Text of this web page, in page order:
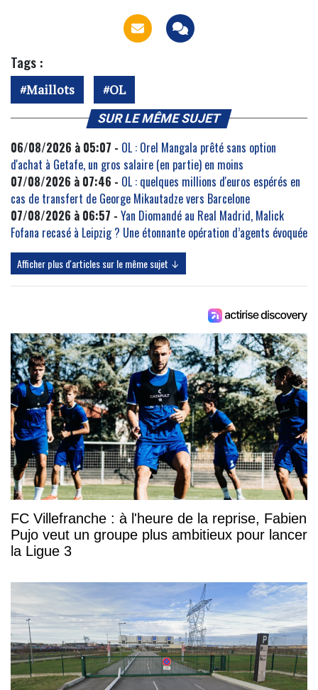
Tags :
Maillots OL
SUR LE MÊME SUJET
06/08/2026 à 05:07 - OL : Orel Mangala prêté sans option
d'achat à Getafe, un gros salaire (en partie) en moins
07/08/2026 à 07:46 - OL : quelques millions d'euros espérés en
cas de transfert de George Mikautadze vers Barcelone
07/08/2026 à 06:57 - Yan Diomandé au Real Madrid, Malick
Fofana recasé à Leipzig ? Une étonnante opération d’agents évoquée
Afficher plus d'articles sur le même sujet ↓
FC Villefranche : à l'heure de la reprise, Fabien
Pujo veut un groupe plus ambitieux pour lancer
la Ligue 3